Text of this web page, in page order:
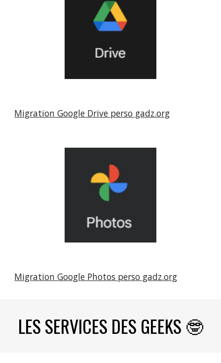
Migration Google Drive perso gadz.org
Migration Google Photos perso gadz.org
LES SERVICES DES GEEKS 🤓